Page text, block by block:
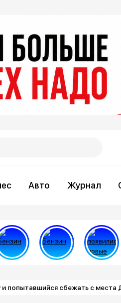
Авто Журнал
попытавшийся сбежать с